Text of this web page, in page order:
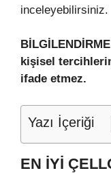
inceleyebilirsiniz.
kişisel
ifade etmez.
Yazı İçeriği
EN İYI